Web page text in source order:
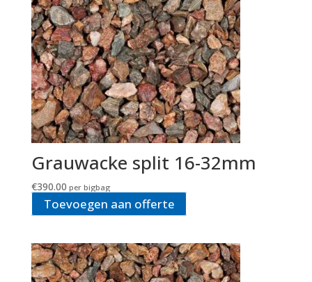
Grauwacke split 16-32mm
€390.00 per bigbag
Toevoegen aan offerte